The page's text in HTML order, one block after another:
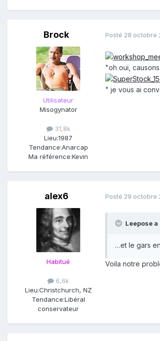
Brock
Utilisateur
Misogynator
31,8k
Lieu:1987
Tendance:Anarcap
Ma référence:Kevin
Posté 28 octobre
"oh oui,
" je vous ai
alex6
Habitué
6,6k
Lieu:Christchurch, NZ
Tendance:Libéral
conservateur
Posté 29 octobre
Leepose a
…et le gars
Voila notre